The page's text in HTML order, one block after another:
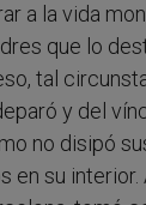
a la vida
que lo
tal
y del
no disipó
en su interior.